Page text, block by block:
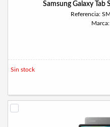
Samsung Galaxy Tab
Referencia:
Sin stock